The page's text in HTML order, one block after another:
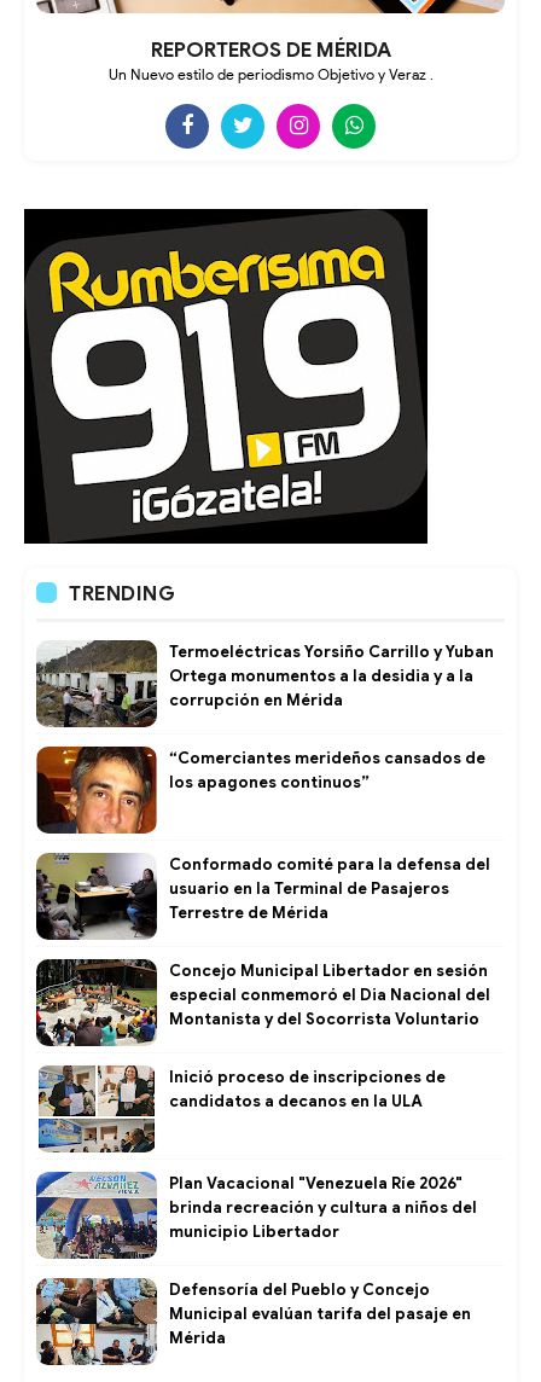
REPORTEROS DE MÉRIDA
Un Nuevo estilo de periodismo Objetivo y Veraz .
TRENDING
Termoeléctricas Yorsiño Carrillo y Yuban
Ortega monumentos a la desidia y a la
corrupción en Mérida
“Comerciantes merideños cansados de
los apagones continuos”
Conformado comité para la defensa del
usuario en la Terminal de Pasajeros
Terrestre de Mérida
Concejo Municipal Libertador en sesión
especial conmemoró el Dia Nacional del
Montanista y del Socorrista Voluntario
Inició proceso de inscripciones de
candidatos a decanos en la ULA
Plan Vacacional "Venezuela Ríe 2026"
brinda recreación y cultura a niños del
municipio Libertador
Defensoría del Pueblo y Concejo
Municipal evalúan tarifa del pasaje en
Mérida